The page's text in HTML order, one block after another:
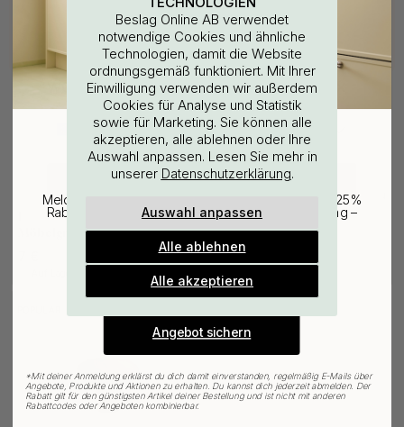
Bohrschablone für
Möbelgriffe & Möbelknöpfe
+ GRÖSSEN
Möbelknopf Circum - Walnuss
13 €
Beslag Online AB verwendet
notwendige Cookies und ähnliche
Technologien, damit die Website
ordnungsgemäß funktioniert. Mit Ihrer
Einwilligung verwenden wir außerdem
Cookies für Analyse und Statistik
sowie für Marketing. Sie können alle
akzeptieren, alle ablehnen oder Ihre
Auswahl anpassen. Lesen Sie mehr in
unserer Datenschutzerklärung.
Auswahl anpassen
Alle ablehnen
Alle akzeptieren
WOULD YOU RATHER VISIT?
EU
CHANGE COUNTRY
25% Rabatt auf deinen
günstigsten Artikel
Melde dich für unseren Newsletter an und erhalte 25%
Rabatt auf den günstigsten Artikel deiner Bestellung –
plus Inspiration und exklusive Angebote.
Gültig bis zum 31. August
Angebot sichern
*Mit deiner Anmeldung erklärst du dich damit einverstanden, regelmäßig E-Mails über
Angebote, Produkte und Aktionen zu erhalten. Du kannst dich jederzeit abmelden. Der
Rabatt gilt für den günstigsten Artikel deiner Bestellung und ist nicht mit anderen
Rabattcodes oder Angeboten kombinierbar.